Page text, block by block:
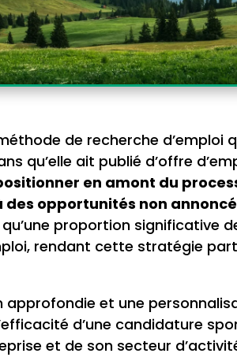
de recherche d’emploi
qu’elle ait publié d’offre
en amont du
opportunités non
proportion significative
rendant cette stratégie
et une
d’une candidature
et de son secteur